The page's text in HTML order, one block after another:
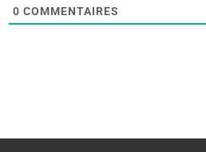
0 COMMENTAIRES